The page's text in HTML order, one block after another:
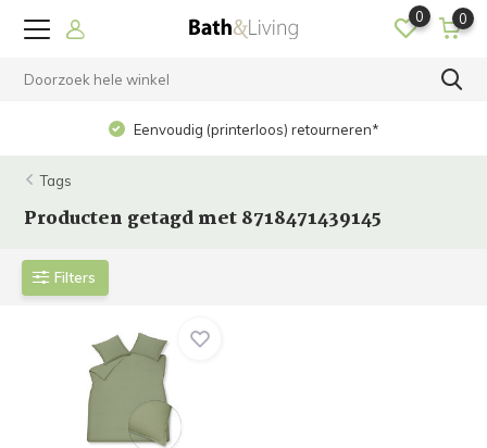
0 0
Eenvoudig (printerloos) retourneren*
Tags
Producten getagd met 8718471439145
Filters